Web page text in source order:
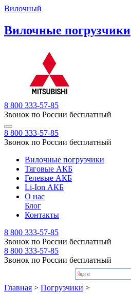
Вилочный
Вилочные погрузчики
8 800 333-57-85
Звонок по России бесплатный
8 800 333-57-85
Звонок по России бесплатный
Вилочные погрузчики
Тяговые АКБ
Гелевые АКБ
Li-Ion АКБ
О нас
Блог
Контакты
8 800 333-57-85
Звонок по России бесплатный
8 800 333-57-85
Звонок по России бесплатный
Главная > Погрузчики >